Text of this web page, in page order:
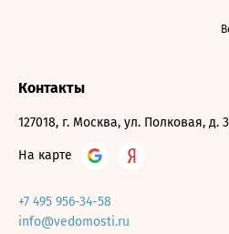
Контакты
127018, г. Москва, ул. Полковая, д.
На карте
+7 495 956-34-58
info@vedomosti.ru